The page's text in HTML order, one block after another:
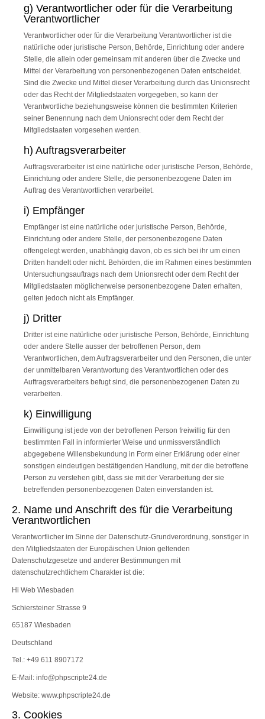
g) Verantwortlicher oder für die Verarbeitung
Verantwortlicher
Verantwortlicher oder für die Verarbeitung Verantwortlicher ist die
natürliche oder juristische Person, Behörde, Einrichtung oder andere
Stelle, die allein oder gemeinsam mit anderen über die Zwecke und
Mittel der Verarbeitung von personenbezogenen Daten entscheidet.
Sind die Zwecke und Mittel dieser Verarbeitung durch das Unionsrecht
oder das Recht der Mitgliedstaaten vorgegeben, so kann der
Verantwortliche beziehungsweise können die bestimmten Kriterien
seiner Benennung nach dem Unionsrecht oder dem Recht der
Mitgliedstaaten vorgesehen werden.
h) Auftragsverarbeiter
Auftragsverarbeiter ist eine natürliche oder juristische Person, Behörde,
Einrichtung oder andere Stelle, die personenbezogene Daten im
Auftrag des Verantwortlichen verarbeitet.
i) Empfänger
Empfänger ist eine natürliche oder juristische Person, Behörde,
Einrichtung oder andere Stelle, der personenbezogene Daten
offengelegt werden, unabhängig davon, ob es sich bei ihr um einen
Dritten handelt oder nicht. Behörden, die im Rahmen eines bestimmten
Untersuchungsauftrags nach dem Unionsrecht oder dem Recht der
Mitgliedstaaten möglicherweise personenbezogene Daten erhalten,
gelten jedoch nicht als Empfänger.
j) Dritter
Dritter ist eine natürliche oder juristische Person, Behörde, Einrichtung
oder andere Stelle ausser der betroffenen Person, dem
Verantwortlichen, dem Auftragsverarbeiter und den Personen, die unter
der unmittelbaren Verantwortung des Verantwortlichen oder des
Auftragsverarbeiters befugt sind, die personenbezogenen Daten zu
verarbeiten.
k) Einwilligung
Einwilligung ist jede von der betroffenen Person freiwillig für den
bestimmten Fall in informierter Weise und unmissverständlich
abgegebene Willensbekundung in Form einer Erklärung oder einer
sonstigen eindeutigen bestätigenden Handlung, mit der die betroffene
Person zu verstehen gibt, dass sie mit der Verarbeitung der sie
betreffenden personenbezogenen Daten einverstanden ist.
2. Name und Anschrift des für die Verarbeitung
Verantwortlichen
Verantwortlicher im Sinne der Datenschutz-Grundverordnung, sonstiger in
den Mitgliedstaaten der Europäischen Union geltenden
Datenschutzgesetze und anderer Bestimmungen mit
datenschutzrechtlichem Charakter ist die:
Hi Web Wiesbaden
Schiersteiner Strasse 9
65187 Wiesbaden
Deutschland
Tel.: +49 611 8907172
E-Mail: info@phpscripte24.de
Website: www.phpscripte24.de
3. Cookies